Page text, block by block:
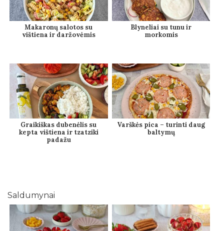
Makaronų salotos su
vištiena ir daržovėmis
Blyneliai su tunu ir
morkomis
Graikiškas dubenėlis su
kepta vištiena ir tzatziki
padažu
Varškės pica – turinti daug
baltymų
Saldumynai